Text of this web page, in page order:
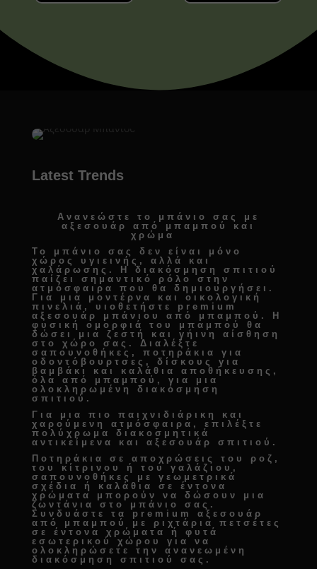
Latest Trends
Ανανεώστε το μπάνιο σας με
αξεσουάρ από μπαμπού και
χρώμα
Το μπάνιο σας δεν είναι μόνο
χώρος υγιεινής, αλλά και
χαλάρωσης. Η διακόσμηση σπιτιού
παίζει σημαντικό ρόλο στην
ατμόσφαιρα που θα δημιουργήσει.
Για μια μοντέρνα και οικολογική
πινελιά, υιοθετήστε premium
αξεσουάρ μπάνιου από μπαμπού . Η
φυσική ομορφιά του μπαμπού θα
δώσει μια ζεστή και γήινη αίσθηση
στο χώρο σας. Διαλέξτε
σαπουνοθήκες, ποτηράκια για
οδοντόβουρτσες, δίσκους για
βαμβάκι και καλάθια αποθήκευσης ,
όλα από μπαμπού, για μια
ολοκληρωμένη διακόσμηση
σπιτιού .
Για μια πιο παιχνιδιάρικη και
χαρούμενη ατμόσφαιρα, επιλέξτε
πολύχρωμα διακοσμητικά
αντικείμενα και αξεσουάρ σπιτιού .
Ποτηράκια σε αποχρώσεις του ροζ,
του κίτρινου ή του γαλάζιου,
σαπουνοθήκες με γεωμετρικά
σχέδια ή καλάθια σε έντονα
χρώματα μπορούν να δώσουν μια
ζωντάνια στο μπάνιο σας.
Συνδυάστε τα premium αξεσουάρ
από μπαμπού
με ριχτάρια πετσέτες
σε έντονα χρώματα ή φυτά
εσωτερικού χώρου για να
ολοκληρώσετε την ανανεωμένη
διακόσμηση σπιτιού
σας.